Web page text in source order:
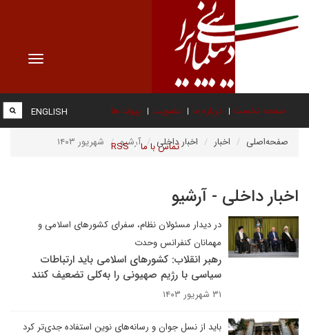
Toggle
صفحه نخست درباره ما عضویت پیوند ها
تماس با ما RSS
ENGLISH
صفحه‌اصلی اخبار اخبار داخلی آرشیو شهریور ۱۴۰۳
اخبار داخلی - آرشیو
در دیدار مسئولان نظام، سفرای کشورهای اسلامی و
مهمانان کنفرانس وحدت
رهبر انقلاب: کشورهای اسلامی باید ارتباطات
سیاسی با رژیم صهیونی را به‌کلی تضعیف کنند
۳۱ شهریور ۱۴۰۳
باید از نسل جوان و رسانه‌های نوین استفاده جدی‌تر کرد